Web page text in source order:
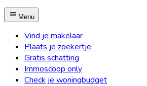
Menu
Vind je makelaar
Plaats je zoekertje
Gratis schatting
Immoscoop only
Check je woningbudget